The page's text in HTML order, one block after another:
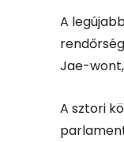
A
Jae-
A sztori